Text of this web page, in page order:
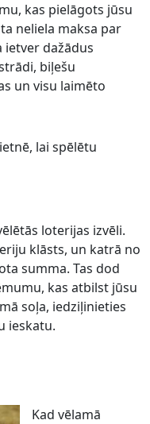
kas pielāgots jūsu
neliela maksa par
ietver dažādus
biļešu
un visu laimēto
lai spēlētu
loterijas izvēli.
klāsts, un katrā no
summa. Tas dod
kas atbilst jūsu
soļa, iedziļinieties
ieskatu.
Kad vēlamā